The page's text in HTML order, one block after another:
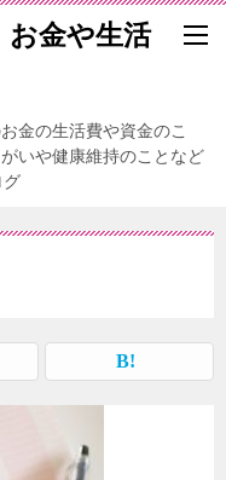
お金や生活
金の生活費や資金のこ
いや健康維持のことなど
グ